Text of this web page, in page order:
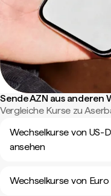
Sende AZN aus anderen
Vergleiche Kurse zu
Wechselkurse von US-
ansehen
Wechselkurse von